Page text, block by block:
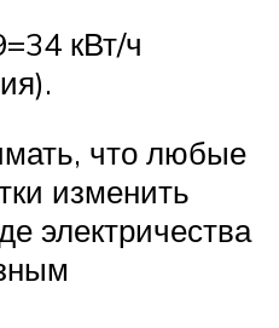
кВт/ч
что любые
изменить
электричества